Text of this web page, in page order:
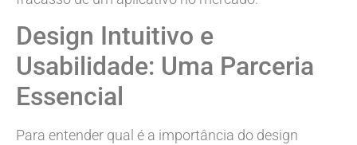
Design Intuitivo e
Usabilidade: Uma Parceria
Essencial
Para entender qual é a importância do design